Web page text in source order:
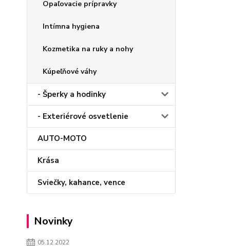
Opaľovacie prípravky
Intímna hygiena
Kozmetika na ruky a nohy
Kúpeľňové váhy
- Šperky a hodinky
- Exteriérové osvetlenie
AUTO-MOTO
Krása
Sviečky, kahance, vence
Novinky
05.12.2022